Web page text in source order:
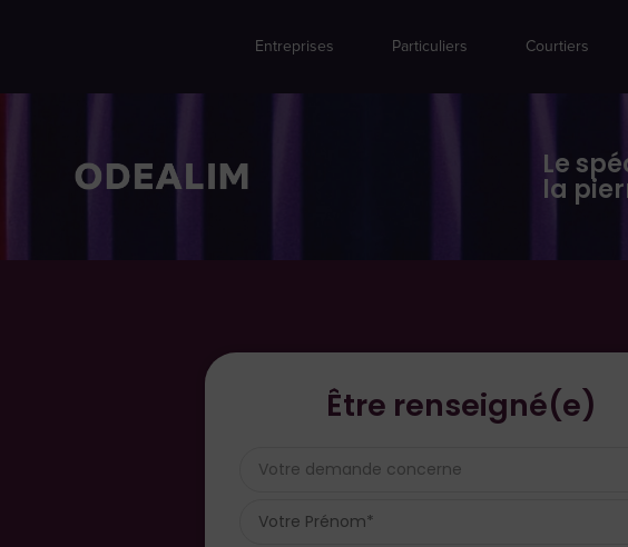
Entreprises Particuliers Courtiers
Le
la
Être renseigné(e)